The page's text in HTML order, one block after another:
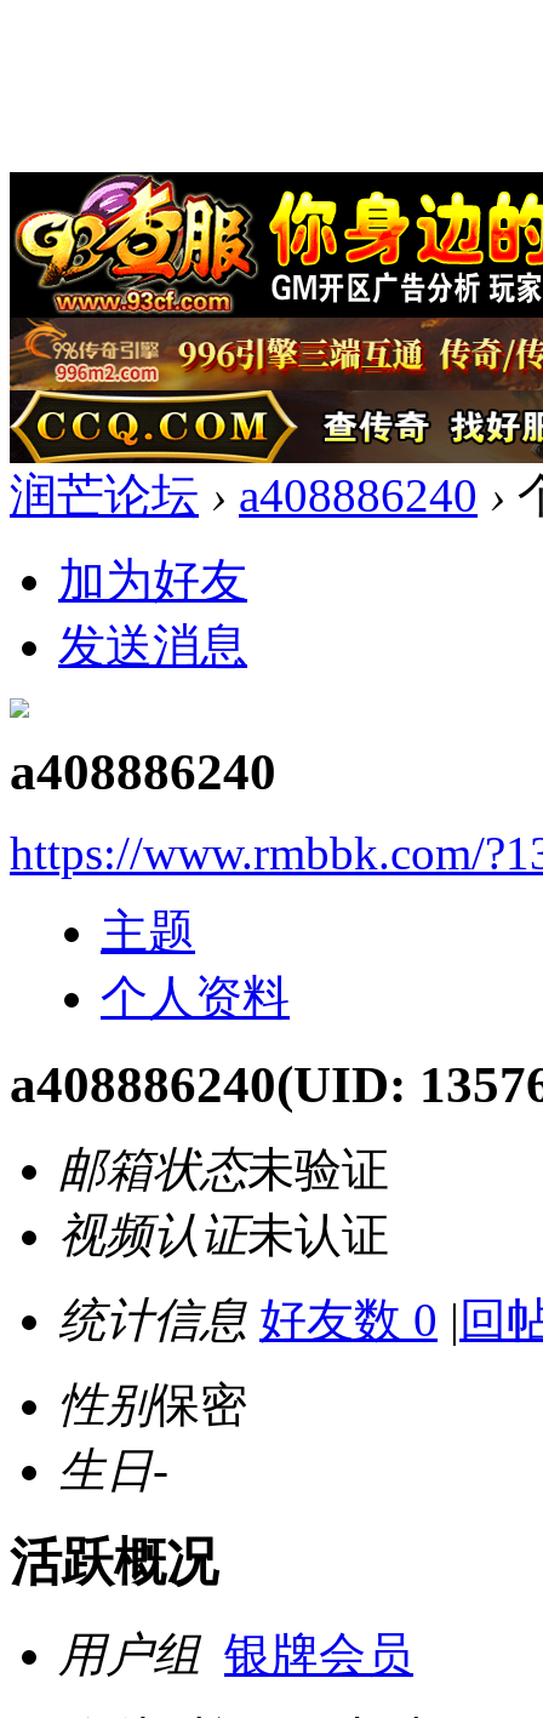
润芒论坛 › a408886240 ›
加为好友
发送消息
a408886240
https://www.rmbbk.com/
主题
个人资料
a408886240(UID:
邮箱状态未验证
视频认证未认证
统计信息 好友数 0 | 回
性别保密
生日-
活跃概况
用户组 银牌会员